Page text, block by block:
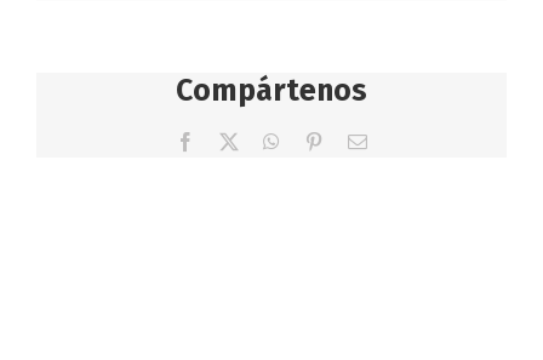
Compártenos
Facebook WhatsApp
PinterestCorreo